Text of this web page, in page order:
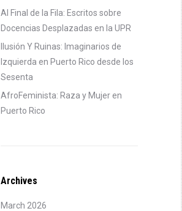
Al Final de la Fila: Escritos sobre
Docencias Desplazadas en la UPR
Ilusión Y Ruinas: Imaginarios de
Izquierda en Puerto Rico desde los
Sesenta
AfroFeminista: Raza y Mujer en
Puerto Rico
Archives
March 2026